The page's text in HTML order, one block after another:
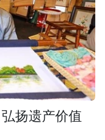
扬遗产价值